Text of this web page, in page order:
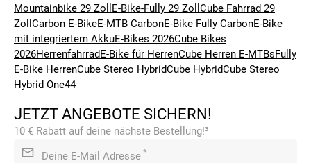
Mountainbike 29 Zoll E-Bike-Fully 29 Zoll Cube Fahrrad 29
Zoll Carbon E-BikeE-MTB CarbonE-Bike Fully CarbonE-Bike
mit integriertem AkkuE-Bikes 2026Cube Bikes
2026HerrenfahrradE-Bike für HerrenCube Herren E-MTBsFully
E-Bike HerrenCube Stereo HybridCube HybridCube Stereo
Hybrid One44
JETZT ANGEBOTE SICHERN!
10 € Rabatt auf deine nächste Bestellung!³
Deine E-Mail Adresse *